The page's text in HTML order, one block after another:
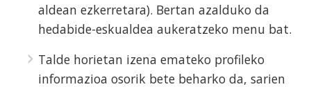
aldean ezkerretara). Bertan azalduko da
hedabide-eskualdea aukeratzeko menu bat.
Talde horietan izena emateko profileko
informazioa osorik bete beharko da, sarien